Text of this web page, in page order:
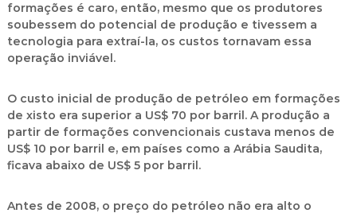
formações é caro, então, mesmo que os produtores
soubessem do potencial de produção e tivessem a
tecnologia para extraí-la, os custos tornavam essa
operação inviável.
O custo inicial de produção de petróleo em formações
de xisto era superior a US$ 70 por barril. A produção a
partir de formações convencionais custava menos de
US$ 10 por barril e, em países como a Arábia Saudita,
ficava abaixo de US$ 5 por barril.
Antes de 2008, o preço do petróleo não era alto o